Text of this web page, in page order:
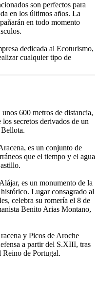
son perfectos para
en los últimos años. La
en todo momento
dedicada al Ecoturismo,
cualquier tipo de
600 metros de distancia,
secretos derivados de un
es un conjunto de
que el tiempo y el agua
es un monumento de la
Lugar consagrado al
celebra su romería el 8 de
Benito Arias Montano,
y Picos de Aroche
a partir del S.XIII, tras
Reino de Portugal.